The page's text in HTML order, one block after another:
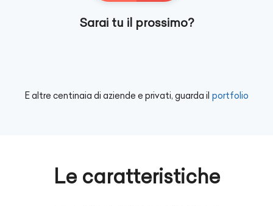
Sarai tu il prossimo?
E altre centinaia di aziende e privati, guarda il portfolio
Le caratteristiche